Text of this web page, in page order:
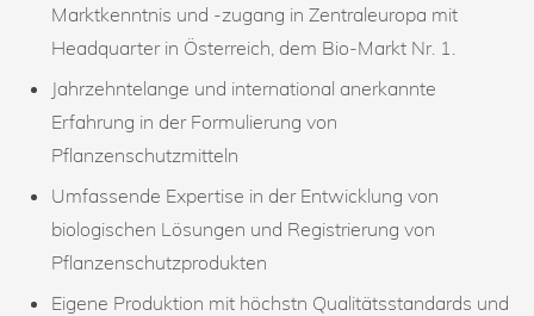
Marktkenntnis und -zugang in Zentraleuropa mit
Headquarter in Österreich, dem Bio-Markt Nr. 1.
Jahrzehntelange und international anerkannte
Erfahrung in der Formulierung von
Pflanzenschutzmitteln
Umfassende Expertise in der Entwicklung von
biologischen Lösungen und Registrierung von
Pflanzenschutzprodukten
Eigene Produktion mit höchstn Qualitätsstandards und